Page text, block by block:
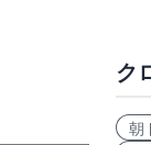
ク
朝